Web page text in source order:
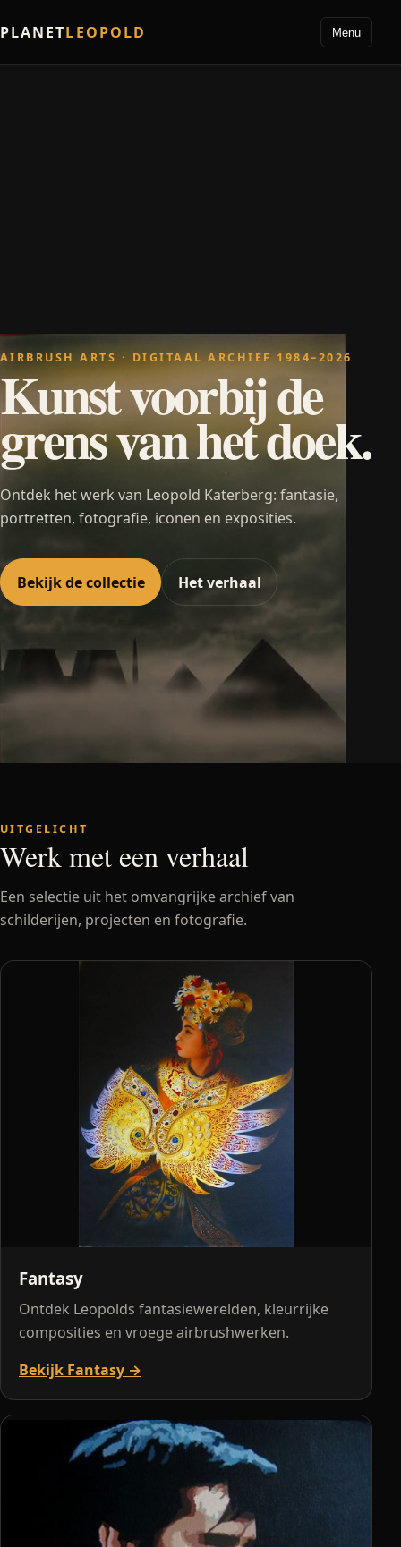
PLANETLEOPOLD Menu
AIRBRUSH ARTS · DIGITAAL ARCHIEF 1984–2026
Kunst voorbij de
grens van het doek.
Ontdek het werk van Leopold Katerberg: fantasie,
portretten, fotografie, iconen en exposities.
Bekijk de collectie Het verhaal
UITGELICHT
Werk met een verhaal
Een selectie uit het omvangrijke archief van
schilderijen, projecten en fotografie.
Fantasy
Ontdek Leopolds fantasiewerelden, kleurrijke
composities en vroege airbrushwerken.
Bekijk Fantasy →